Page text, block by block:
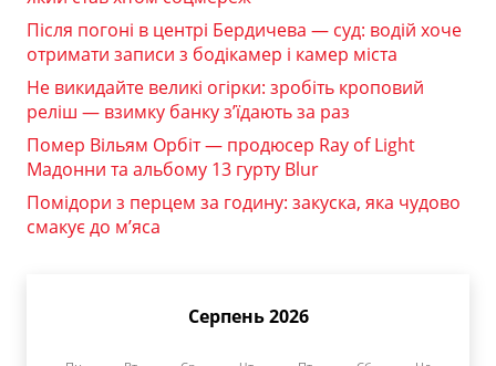
Після погоні в центрі Бердичева — суд: водій хоче
отримати записи з бодікамер і камер міста
Не викидайте великі огірки: зробіть кроповий
реліш — взимку банку з’їдають за раз
Помер Вільям Орбіт — продюсер Ray of Light
Мадонни та альбому 13 гурту Blur
Помідори з перцем за годину: закуска, яка чудово
смакує до м’яса
Серпень 2026